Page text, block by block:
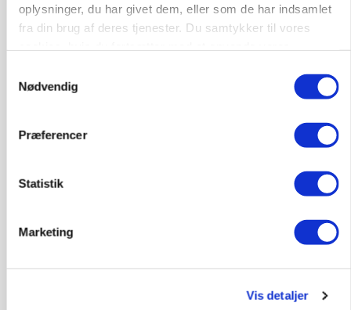
oplysninger, du har givet dem, eller som de har indsamlet
fra din brug af deres tjenester. Du samtykker til vores
Nødvendig
Præferencer
Statistik
Marketing
Vis detaljer
Elevplads tilbydes ved Ringkøbing /
Trainee placement Ringkøbing
06. aug.
dræn/entreprenørarbejde.
4690, Haslev 06. aug.
Lastbilchauffør søges til Henrik Haves